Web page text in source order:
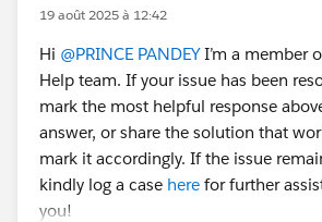
2. Click on the page space --> then
3. Next, click Save and Activation
Sincerely,
Mykhailo Vdovychenko
Bringing Cloud Excellence with
19 août 2025 à 12:42
Hi @PRINCE PANDEYI’m a member
Help team. If your issue has been
mark the most helpful response
answer, or share the solution that
mark it accordingly. If the issue
kindly log a case here for further
you!